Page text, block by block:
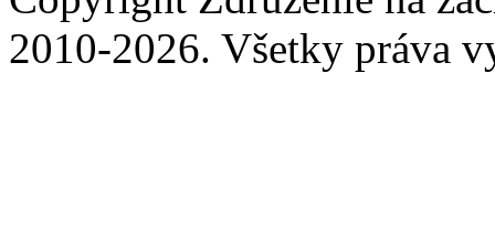
2010-2026. Všetky práva